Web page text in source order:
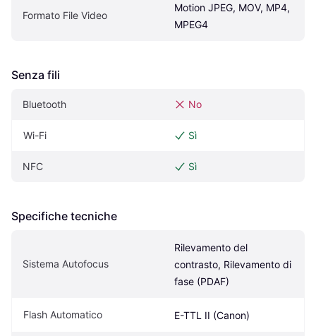
Formato File Video
Motion JPEG, MOV, MP4,
MPEG4
Senza fili
Bluetooth No
Wi-Fi Sì
NFC Sì
Specifiche tecniche
Sistema Autofocus
Rilevamento del
contrasto, Rilevamento di
fase (PDAF)
Flash Automatico E-TTL II (Canon)